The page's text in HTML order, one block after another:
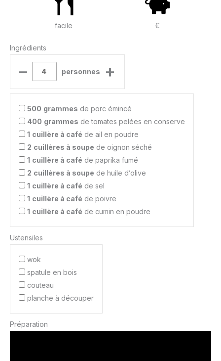
facile €
Ingrédients
– personnes +
500 grammes de porc émincé
400 grammes de tomates pelées en conserve
1 cuillère à café de ail en poudre
2 cuillères à soupe de oignon séché
1 cuillère à café de paprika fumé
2 cuillères à soupe de huile d’olive
1 cuillère à café de sel
1 cuillère à café de poivre
1 cuillère à café de cumin en poudre
Ustensiles
wok
spatule en bois
couteau
planche à découper
Préparation